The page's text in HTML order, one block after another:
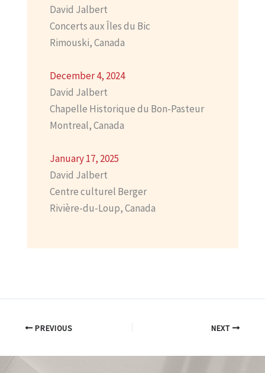
David Jalbert
Concerts aux Îles du Bic
Rimouski, Canada
December 4, 2024
David Jalbert
Chapelle Historique du Bon-Pasteur
Montreal, Canada
January 17, 2025
David Jalbert
Centre culturel Berger
Rivière-du-Loup, Canada
PREVIOUS NEXT